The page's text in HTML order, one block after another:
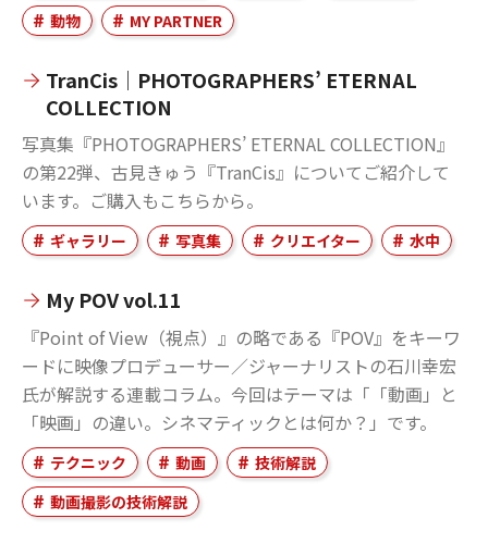
動物
MY PARTNER
TranCis｜PHOTOGRAPHERS’ ETERNAL
COLLECTION
写真集『PHOTOGRAPHERS’ ETERNAL COLLECTION』
の第22弾、古見きゅう『TranCis』についてご紹介して
います。ご購入もこちらから。
ギャラリー 写真集 クリエイター 水中
My POV vol.11
『Point of View（視点）』の略である『POV』をキーワ
ードに映像プロデューサー／ジャーナリストの石川幸宏
氏が解説する連載コラム。今回はテーマは「「動画」と
「映画」の違い。シネマティックとは何か？」です。
テクニック 動画
技術解説
動画撮影の技術解説